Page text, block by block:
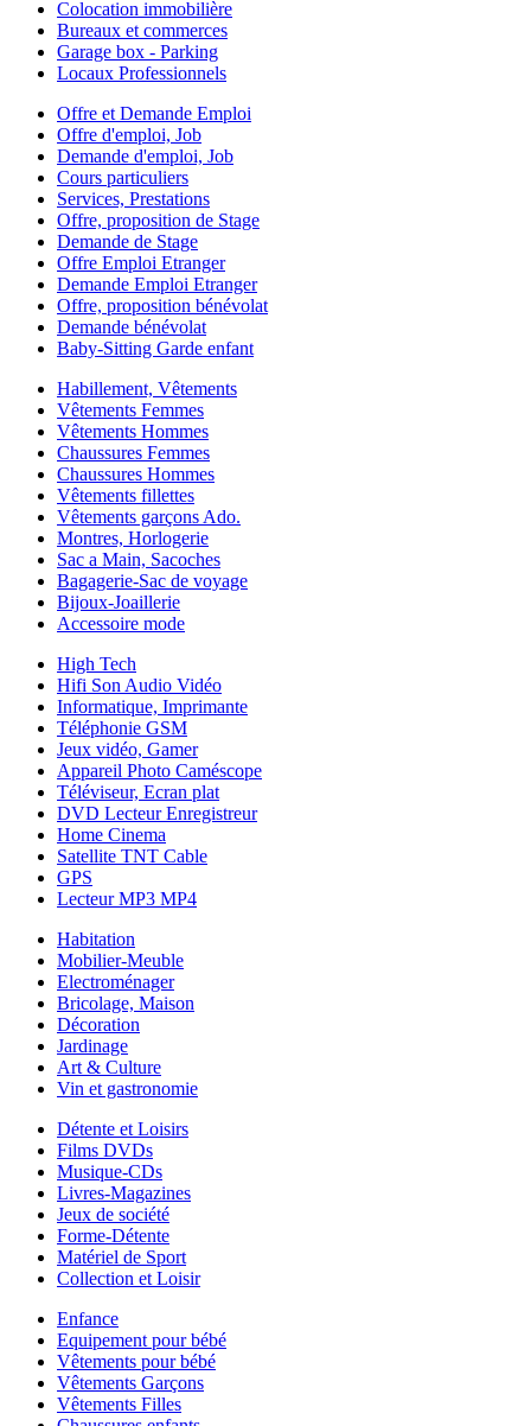
Colocation immobilière
Bureaux et commerces
Garage box - Parking
Locaux Professionnels
Offre et Demande Emploi
Offre d'emploi, Job
Demande d'emploi, Job
Cours particuliers
Services, Prestations
Offre, proposition de Stage
Demande de Stage
Offre Emploi Etranger
Demande Emploi Etranger
Offre, proposition bénévolat
Demande bénévolat
Baby-Sitting Garde enfant
Habillement, Vêtements
Vêtements Femmes
Vêtements Hommes
Chaussures Femmes
Chaussures Hommes
Vêtements fillettes
Vêtements garçons Ado.
Montres, Horlogerie
Sac a Main, Sacoches
Bagagerie-Sac de voyage
Bijoux-Joaillerie
Accessoire mode
High Tech
Hifi Son Audio Vidéo
Informatique, Imprimante
Téléphonie GSM
Jeux vidéo, Gamer
Appareil Photo Caméscope
Téléviseur, Ecran plat
DVD Lecteur Enregistreur
Home Cinema
Satellite TNT Cable
GPS
Lecteur MP3 MP4
Habitation
Mobilier-Meuble
Electroménager
Bricolage, Maison
Décoration
Jardinage
Art & Culture
Vin et gastronomie
Détente et Loisirs
Films DVDs
Musique-CDs
Livres-Magazines
Jeux de société
Forme-Détente
Matériel de Sport
Collection et Loisir
Enfance
Equipement pour bébé
Vêtements pour bébé
Vêtements Garçons
Vêtements Filles